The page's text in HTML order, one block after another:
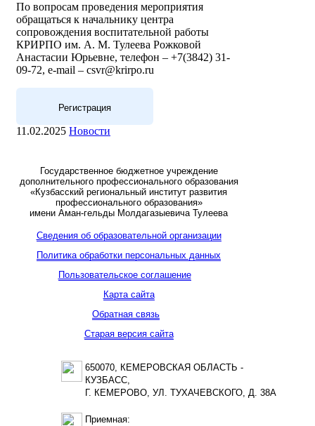
По вопросам проведения мероприятия
обращаться к начальнику центра
сопровождения воспитательной работы
КРИРПО им. А. М. Тулеева Рожковой
Анастасии Юрьевне, телефон – +7(3842) 31-
09-72, e-mail – csvr@krirpo.ru
Регистрация
11.02.2025 Новости
Государственное бюджетное учреждение
дополнительного профессионального образования
«Кузбасский региональный институт развития
профессионального образования»
имени Аман-гельды Молдагазыевича Тулеева
Сведения об образовательной организации
Политика обработки персональных данных
Пользовательское соглашение
Карта сайта
Обратная связь
Старая версия сайта
650070, КЕМЕРОВСКАЯ ОБЛАСТЬ -
КУЗБАСС,
Г. КЕМЕРОВО, УЛ. ТУХАЧЕВСКОГО, Д. 38А
Приемная: